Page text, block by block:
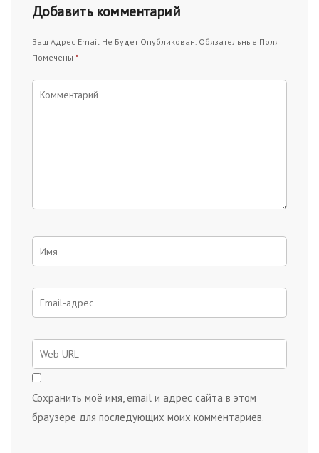
Добавить комментарий
Ваш Адрес Email Не Будет Опубликован. Обязательные Поля
Помечены *
Сохранить моё имя, email и адрес сайта в этом
браузере для последующих моих комментариев.